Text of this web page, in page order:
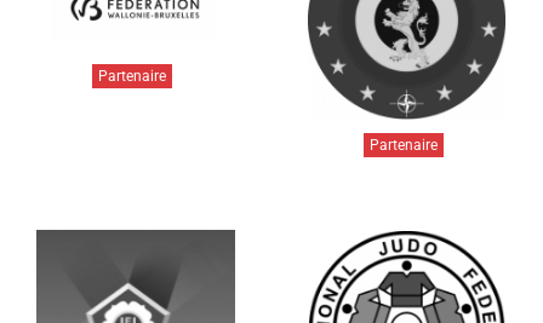
Partenaire
Partenaire